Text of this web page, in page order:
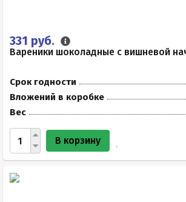
331 руб.
Вареники шоколадные с вишневой
Срок годности
Вложений в коробке
Вес
В корзину